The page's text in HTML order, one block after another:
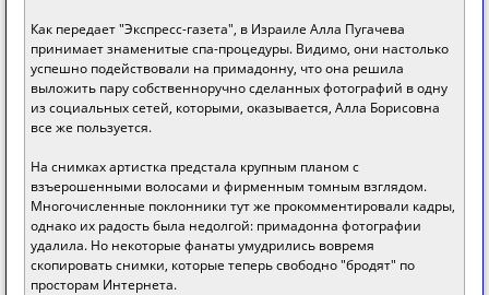
Как передает "Экспресс-газета", в Израиле Алла Пугачева
принимает знаменитые спа-процедуры. Видимо, они настолько
успешно подействовали на примадонну, что она решила
выложить пару собственноручно сделанных фотографий в одну
из социальных сетей, которыми, оказывается, Алла Борисовна
все же пользуется.
На снимках артистка предстала крупным планом с
взъерошенными волосами и фирменным томным взглядом.
Многочисленные поклонники тут же прокомментировали кадры,
однако их радость была недолгой: примадонна фотографии
удалила. Но некоторые фанаты умудрились вовремя
скопировать снимки, которые теперь свободно "бродят" по
просторам Интернета.